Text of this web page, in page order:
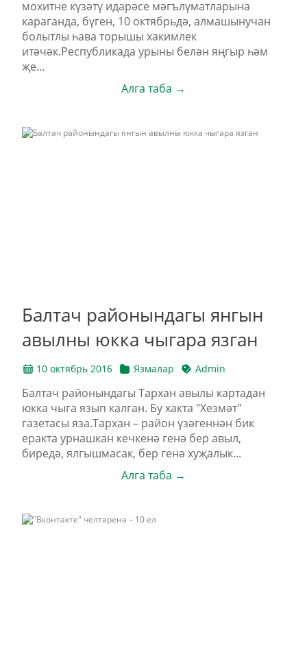
мохитне күзәтү идарәсе мәгълүматларына
караганда, бүген, 10 октябрьдә, алмашынучан
болытлы һава торышы хакимлек
итәчәк.Республикада урыны белән яңгыр һәм
җе...
Алга таба →
Балтач районындагы янгын
авылны юкка чыгара язган
10 октябрь 2016 Язмалар Admin
Балтач районындагы Тархан авылы картадан
юкка чыга язып калган. Бу хакта "Хезмәт"
газетасы яза.Тархан – район үзәгеннән бик
еракта урнашкан кечкенә генә бер авыл,
биредә, ялгышмасак, бер генә хуҗалык...
Алга таба →